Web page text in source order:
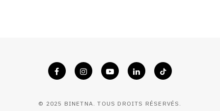
© 2025 BINETNA. TOUS DROITS RÉSERVÉS.